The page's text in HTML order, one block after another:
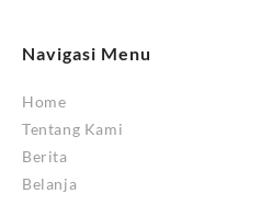
Navigasi Menu
Home
Tentang Kami
Berita
Belanja